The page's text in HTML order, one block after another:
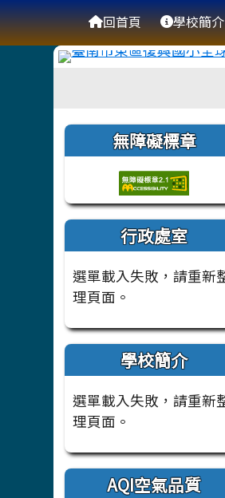
跳至主內容區
臺南市復興國
導覽列 回首頁 學校簡介
左邊區域內容
無障礙標章
行政處室
選單載入失敗，請重新
理頁面。
學校簡介
選單載入失敗，請重新
理頁面。
AQI空氣品質
頁尾區域